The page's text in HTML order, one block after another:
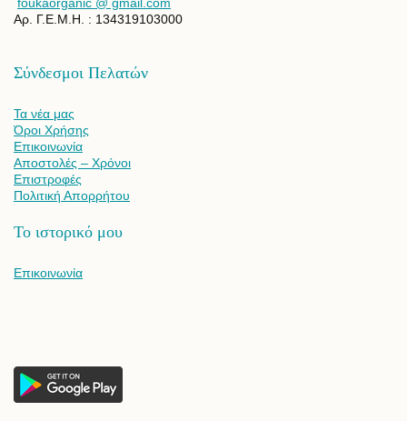
Αρ. Γ.Ε.Μ.Η. : 134319103000
Σύνδεσμοι Πελατών
Τα νέα μας
Όροι Χρήσης
Επικοινωνία
Αποστολές – Χρόνοι
Επιστροφές
Πολιτική Απορρήτου
Το ιστορικό μου
Επικοινωνία